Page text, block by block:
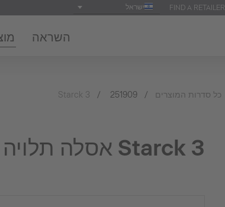
FIND A RETAILER ישראל
השראה
כל סדרות המוצרים Starck 3 251909
Starck 3 אסלה תלויה על הקיר